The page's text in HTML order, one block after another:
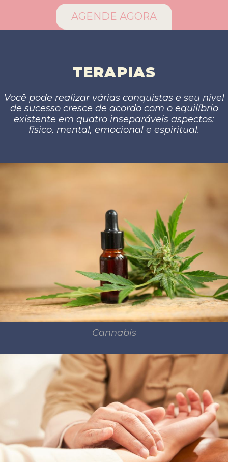
AGENDE AGORA
TERAPIAS
Você pode realizar várias conquistas e seu nível
de sucesso cresce de acordo com o equilíbrio
existente em quatro inseparáveis aspectos:
físico, mental, emocional e espiritual.
Cannabis